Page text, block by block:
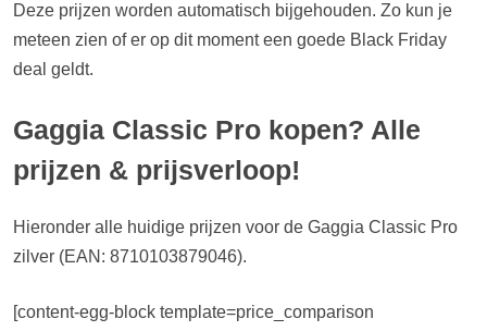
Deze prijzen worden automatisch bijgehouden. Zo kun je
meteen zien of er op dit moment een goede Black Friday
deal geldt.
Gaggia Classic Pro kopen? Alle
prijzen & prijsverloop!
Hieronder alle huidige prijzen voor de Gaggia Classic Pro
zilver (EAN: 8710103879046).
[content-egg-block template=price_comparison